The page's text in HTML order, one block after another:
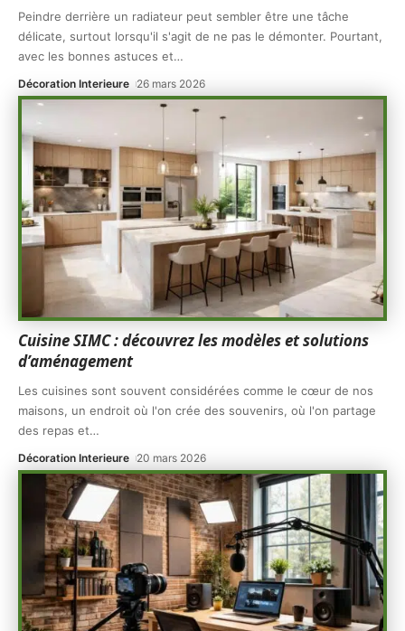
Peindre derrière un radiateur peut sembler être une tâche
délicate, surtout lorsqu'il s'agit de ne pas le démonter. Pourtant,
avec les bonnes astuces et…
Décoration Interieure 26 mars 2026
Cuisine SIMC : découvrez les modèles et solutions
d’aménagement
Les cuisines sont souvent considérées comme le cœur de nos
maisons, un endroit où l'on crée des souvenirs, où l'on partage
des repas et…
Décoration Interieure 20 mars 2026